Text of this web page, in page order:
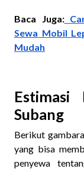
Baca Juga:
Sewa Mobil
Mudah
Subang
Berikut
yang bisa
penyewa